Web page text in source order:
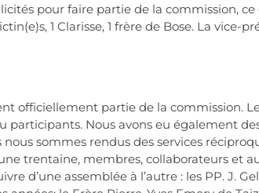
pour faire partie de la commission, ce
1 Clarisse, 1 frère de Bose. La vice-
officiellement partie de la commission.
Nous avons eu également
sommes rendus des services
trentaine, membres, collaborateurs et
d’une assemblée à l’autre : les PP. J.